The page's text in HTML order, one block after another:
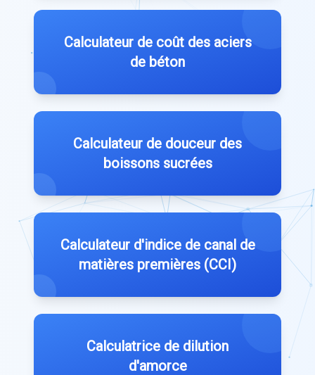
Calculateur de coût des aciers
de béton
Calculateur de douceur des
boissons sucrées
Calculateur d'indice de canal de
matières premières (CCI)
Calculatrice de dilution
d'amorce